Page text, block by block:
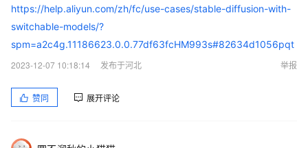
https://help.aliyun.com/zh/fc/use-cases/stable-diffusion-with-
switchable-models/?
spm=a2c4g.11186623.0.0.77df63fcHM993s#82634d1056pqt
2023-12-07 10:18:14
发布于河北 举报
赞同 展开评论